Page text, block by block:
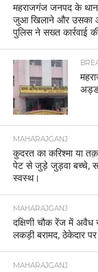
महराजगंज जनपद के
जुआ खिलाने और उसका
पुलिस ने सख्त कार्रवाई
MAHARAJGANJ
कुदरत का करिश्मा या
पेट से जुड़े जुड़वा बच्चे,
स्वस्थ।
MAHARAJGANJ
दक्षिणी चौक रेंज में अवैध
लकड़ी बरामद, ठेकेदार
MAHARAJGANJ